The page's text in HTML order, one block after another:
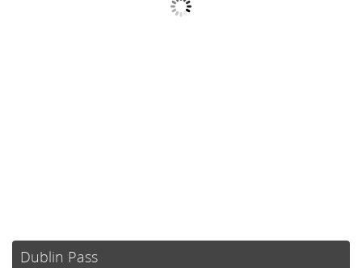
Algo De Nubes
Dublin Pass